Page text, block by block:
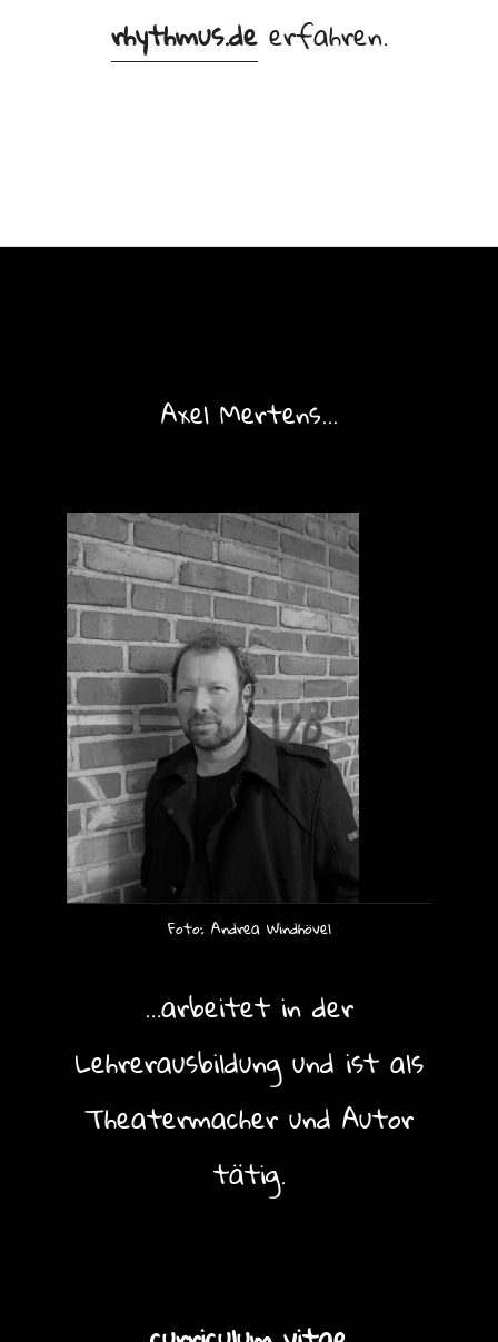
rhythmus.de erfahren.
Axel Mertens...
Foto: Andrea Windhövel
…arbeitet in der
Lehrerausbildung und ist als
Theatermacher und Autor
tätig.